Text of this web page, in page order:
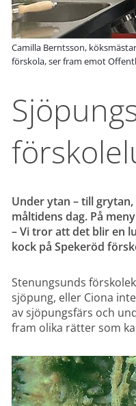
Camilla Berntsson,
förskola, ser fram emot
Under ytan – till
måltidens dag. På
– Vi tror att det blir en
kock på Spekeröd
Stenungsunds
sjöpung, eller Ciona
av sjöpungsfärs och
fram olika rätter som